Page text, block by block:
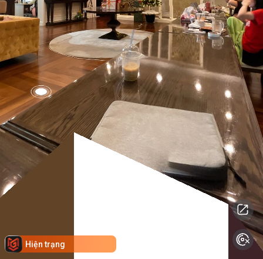
Hiện trạng